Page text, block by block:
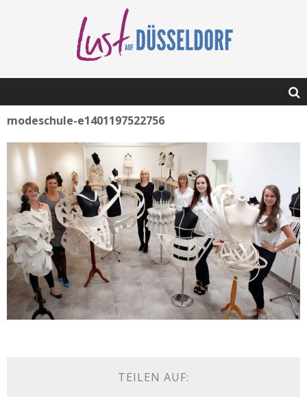
modeschule-e1401197522756
TEILEN AUF: